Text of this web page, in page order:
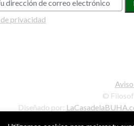
privacidad
©
Diseñado por: